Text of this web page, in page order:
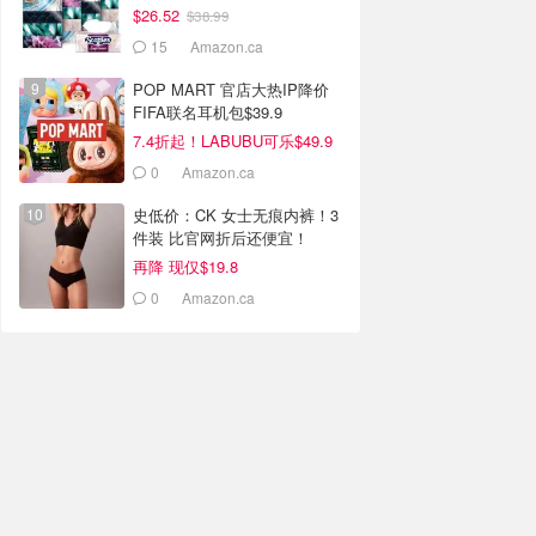
$26.52 $38.99
15 Amazon.ca
POP MART 官店大热IP降价
FIFA联名耳机包$39.9
7.4折起！LABUBU可乐$49.9
0 Amazon.ca
史低价：CK 女士无痕内裤！3
件装 比官网折后还便宜！
再降 现仅$19.8
0 Amazon.ca